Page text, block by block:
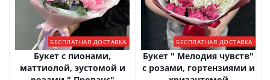
БЕСПЛАТНАЯ ДОСТАВКА
Букет с пионами,
маттиолой, эустомой и
БЕСПЛАТНАЯ ДОСТАВКА
Букет " Мелодия чувств"
с розами, гортензиями и